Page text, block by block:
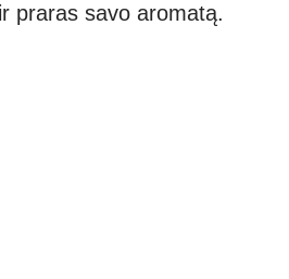
praras savo aromatą.